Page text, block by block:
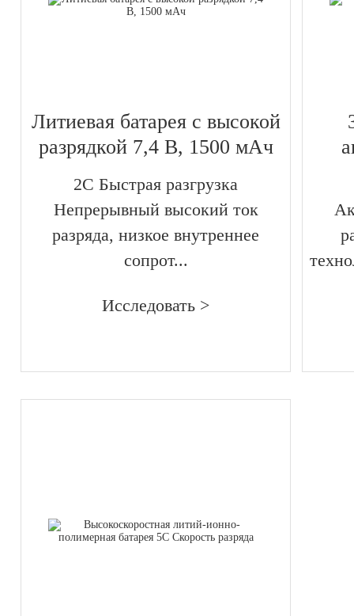
Литиевая батарея с высокой
разрядкой 7,4 В, 1500 мАч
2C Быстрая разгрузка
Непрерывный высокий ток
разряда, низкое внутреннее
сопрот...
Исследовать >